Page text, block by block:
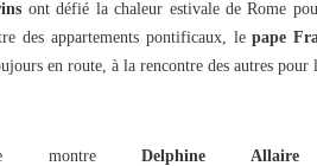
ont défié la chaleur estivale de Rome
des appartements pontificaux, lepape
en route, à la rencontre des autres pour
le montreDelphine Allaire